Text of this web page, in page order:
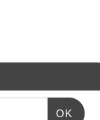
OK